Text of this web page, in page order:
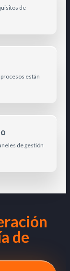
de
están
de gestión
de